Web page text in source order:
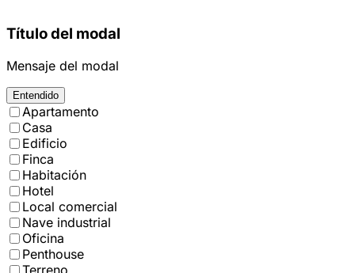
Título del modal
Mensaje del modal
Entendido
Apartamento
Casa
Edificio
Finca
Habitación
Hotel
Local comercial
Nave industrial
Oficina
Penthouse